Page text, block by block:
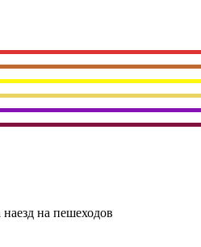
на пешеходов